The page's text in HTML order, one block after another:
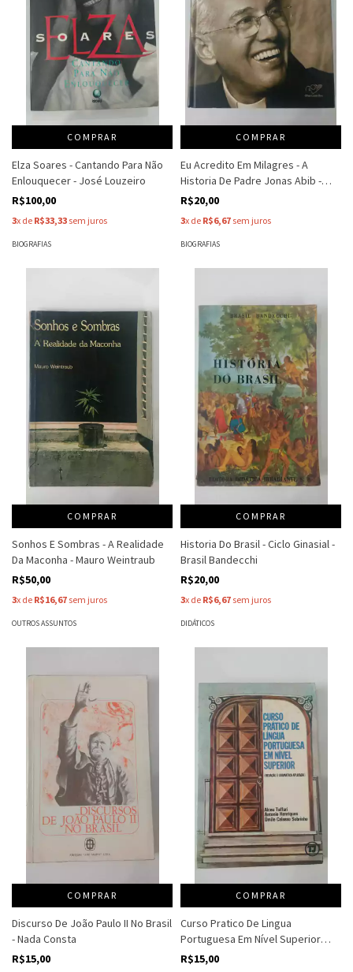
COMPRAR
Elza Soares - Cantando Para Não
Enlouquecer - José Louzeiro
R$100,00
3x de R$33,33 sem juros
BIOGRAFIAS
COMPRAR
Eu Acredito Em Milagres - A
Historia De Padre Jonas Abib -
Grabiel Chalita
R$20,00
3x de R$6,67 sem juros
BIOGRAFIAS
COMPRAR
Sonhos E Sombras - A Realidade
Da Maconha - Mauro Weintraub
R$50,00
3x de R$16,67 sem juros
OUTROS ASSUNTOS
COMPRAR
Historia Do Brasil - Ciclo Ginasial -
Brasil Bandecchi
R$20,00
3x de R$6,67 sem juros
DIDÁTICOS
COMPRAR
Discurso De João Paulo II No Brasil
- Nada Consta
R$15,00
COMPRAR
Curso Pratico De Lingua
Portuguesa Em Nível Superior
(Redação E Gramática Aplicada) -
R$15,00